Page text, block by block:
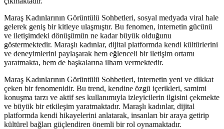
Maraş Kadınlarının Görüntülü Sohbetleri, sosyal medyada viral hale
gelerek geniş bir kitleye ulaşmıştır. Bu fenomen, internetin gücünü
ve iletişimdeki dönüşümün ne kadar büyük olduğunu
göstermektedir. Maraşlı kadınlar, dijital platformda kendi kültürlerini
ve deneyimlerini paylaşarak hem eğlenceli bir iletişim ortamı
yaratmakta, hem de başkalarına ilham vermektedir.
Maraş Kadınlarının Görüntülü Sohbetleri, internetin yeni ve dikkat
çeken bir fenomenidir. Bu trend, kendine özgü içerikleri, samimi
konuşma tarzı ve aktif ses kullanımıyla izleyicilerin ilgisini çekmekte
ve büyük bir etkileşim yaratmaktadır. Maraşlı kadınlar, dijital
platformda kendi hikayelerini anlatarak, insanları bir araya getirip
kültürel bağları güçlendiren önemli bir rol oynamaktadır.